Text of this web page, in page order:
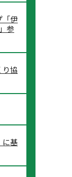
「伊
参
り協
に基